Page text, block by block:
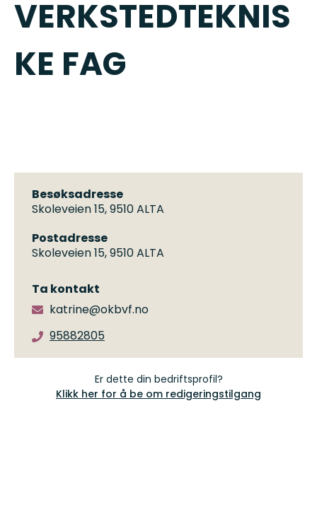
VERKSTEDTEKNIS
KE FAG
Besøksadresse
Skoleveien 15, 9510 ALTA
Postadresse
Skoleveien 15, 9510 ALTA
Ta kontakt
katrine@okbvf.no
95882805
Er dette din bedriftsprofil?
Klikk her for å be om redigeringstilgang